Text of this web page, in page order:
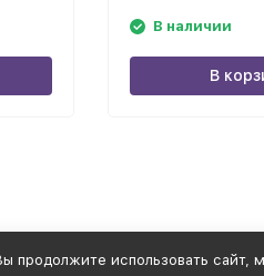
В наличии
В
персональных данных
использовать сайт,